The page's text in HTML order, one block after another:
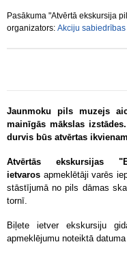
Pasākuma "Atvērtā ekskursija
organizators: Akciju sabiedrības
Jaunmoku pils muzejs
mainīgās mākslas
durvis būs atvērtas
Atvērtās ekskursijas
ietvaros apmeklētāji varēs
stāstījumā no pils dāmas
tornī.
Biļete ietver ekskursiju
apmeklējumu noteiktā